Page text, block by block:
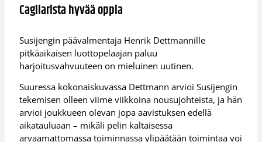
Cagliarista hyvää oppia
Susijengin päävalmentaja Henrik Dettmannille
pitkäaikaisen luottopelaajan paluu
harjoitusvahvuuteen on mieluinen uutinen.
Suuressa kokonaiskuvassa Dettmann arvioi Susijengin
tekemisen olleen viime viikkoina nousujohteista, ja hän
arvioi joukkueen olevan jopa aavistuksen edellä
aikatauluaan – mikäli pelin kaltaisessa
arvaamattomassa toiminnassa ylipäätään toimintaa voi